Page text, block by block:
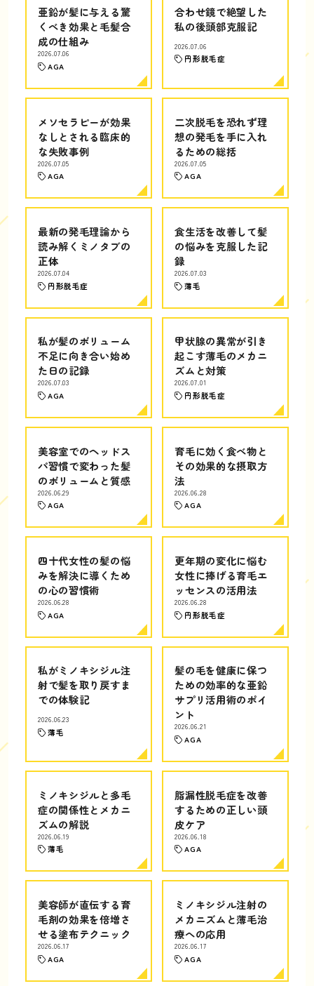
亜鉛が髪に与える驚
くべき効果と毛髪合
成の仕組み
2026.07.06
AGA
合わせ鏡で絶望した
私の後頭部克服記
2026.07.06
円形脱毛症
メソセラピーが効果
なしとされる臨床的
な失敗事例
2026.07.05
AGA
二次脱毛を恐れず理
想の発毛を手に入れ
るための総括
2026.07.05
AGA
最新の発毛理論から
読み解くミノタブの
正体
2026.07.04
円形脱毛症
食生活を改善して髪
の悩みを克服した記
録
2026.07.03
薄毛
私が髪のボリューム
不足に向き合い始め
た日の記録
2026.07.03
AGA
甲状腺の異常が引き
起こす薄毛のメカニ
ズムと対策
2026.07.01
円形脱毛症
美容室でのヘッドス
パ習慣で変わった髪
のボリュームと質感
2026.06.29
AGA
育毛に効く食べ物と
その効果的な摂取方
法
2026.06.28
AGA
四十代女性の髪の悩
みを解決に導くため
の心の習慣術
2026.06.28
AGA
更年期の変化に悩む
女性に捧げる育毛エ
ッセンスの活用法
2026.06.28
円形脱毛症
私がミノキシジル注
射で髪を取り戻すま
での体験記
2026.06.23
薄毛
髪の毛を健康に保つ
ための効率的な亜鉛
サプリ活用術のポイ
ント
2026.06.21
AGA
ミノキシジルと多毛
症の関係性とメカニ
ズムの解説
2026.06.19
薄毛
脂漏性脱毛症を改善
するための正しい頭
皮ケア
2026.06.18
AGA
美容師が直伝する育
毛剤の効果を倍増さ
せる塗布テクニック
2026.06.17
AGA
ミノキシジル注射の
メカニズムと薄毛治
療への応用
2026.06.17
AGA